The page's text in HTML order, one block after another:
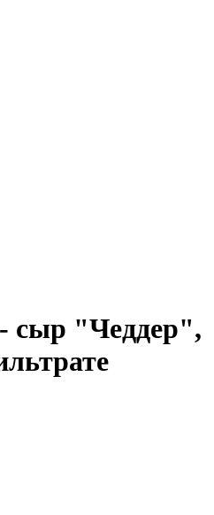
сыр "Чеддер",